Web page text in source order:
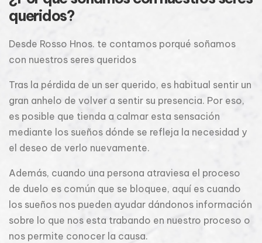
queridos?
Desde Rosso Hnos. te contamos porqué soñamos
con nuestros seres queridos
Tras la pérdida de un ser querido, es habitual sentir un
gran anhelo de volver a sentir su presencia. Por eso,
es posible que tienda a calmar esta sensación
mediante los sueños dónde se refleja la necesidad y
el deseo de verlo nuevamente.
Además, cuando una persona atraviesa el proceso
de duelo es común que se bloquee, aquí es cuando
los sueños nos pueden ayudar dándonos información
sobre lo que nos esta trabando en nuestro proceso o
nos permite conocer la causa.